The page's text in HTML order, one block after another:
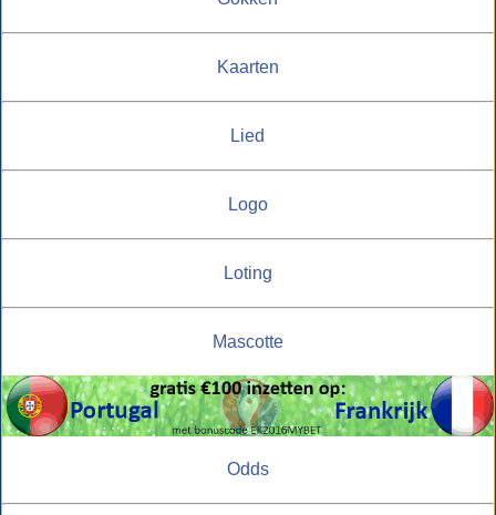
Kaarten
Lied
Logo
Loting
Mascotte
Odds